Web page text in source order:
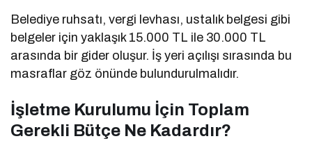
Belediye ruhsatı, vergi levhası, ustalık belgesi gibi
belgeler için yaklaşık 15.000 TL ile 30.000 TL
arasında bir gider oluşur. İş yeri açılışı sırasında bu
masraflar göz önünde bulundurulmalıdır.
İşletme Kurulumu İçin Toplam
Gerekli Bütçe Ne Kadardır?